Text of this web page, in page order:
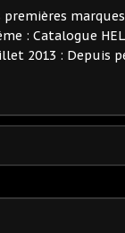
: Catalogue
2013 : Depuis